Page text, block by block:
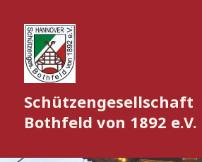
Schützengesellschaft
Bothfeld von 1892 e.V.